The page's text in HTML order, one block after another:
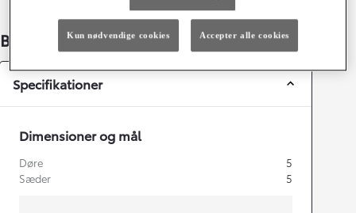
Bildetaljer
Specifikationer
Dimensioner og mål
Døre
5
Sæder
5
Kun nødvendige cookies Accepter alle cookies